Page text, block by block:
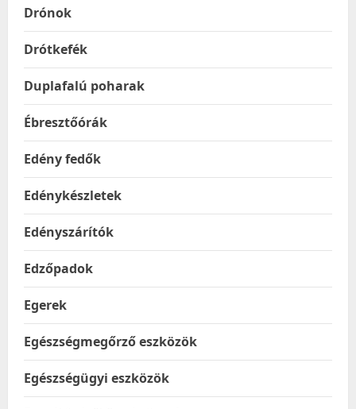
Drónok
Drótkefék
Duplafalú poharak
Ébresztőórák
Edény fedők
Edénykészletek
Edényszárítók
Edzőpadok
Egerek
Egészségmegőrző eszközök
Egészségügyi eszközök